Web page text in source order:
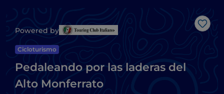
Me
Powered by
Cicloturismo
Pedaleando por las laderas del
Alto Monferrato